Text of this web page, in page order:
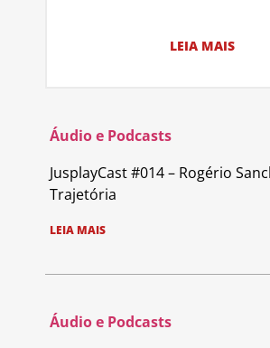
LEIA MAIS
Áudio e Podcasts
JusplayCast #014 – Rogério
Trajetória
LEIA MAIS
Áudio e Podcasts